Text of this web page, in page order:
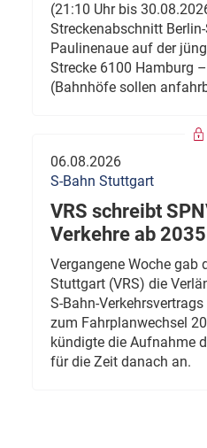
(21:10 Uhr bis
Streckenabschnitt
Paulinenaue auf der
Strecke 6100 Hamburg
(Bahnhöfe sollen
06.08.2026
S-Bahn Stuttgart
VRS schreibt
Verkehre ab
Vergangene Woche gab
Stuttgart (VRS) die
S-Bahn-
zum Fahrplanwechsel
kündigte die Aufnahme
für die Zeit danach an.